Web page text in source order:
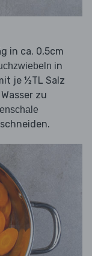
in ca. 0,5cm
in
je ½TL Salz
zu